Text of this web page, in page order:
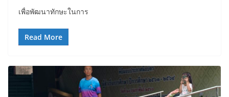
เพื่อพัฒนาทักษะในการ
Read More